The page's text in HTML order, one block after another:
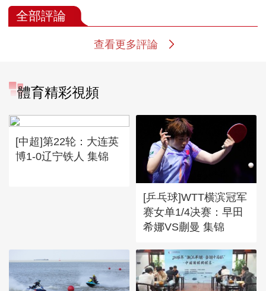
全部評論
查看更多評論
體育精彩視頻
[中超]第22轮：大连英
博1-0辽宁铁人 集锦
[乒乓球]WTT横滨冠军
赛女单1/4决赛：早田
希娜VS蒯曼 集锦